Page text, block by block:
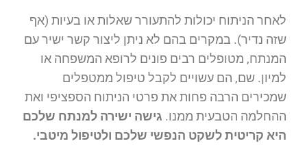
לאחר הניתוח יכולות להתעורר שאלות או בעיות (אף
שזה נדיר). במקרים בהם לא ניתן ליצור קשר ישיר עם
המנתח, מטופלים רבים פונים לרופא המשפחה או
למיון. שם, הם עשויים לקבל טיפול ממטפלים
שמכירים הרבה פחות את פרטי הניתוח הספציפי ואת
ההחלמה הטבעית ממנו. גישה ישירה למנתח שלכם
היא קריטית לשקט הנפשי שלכם ולטיפול מיטבי.